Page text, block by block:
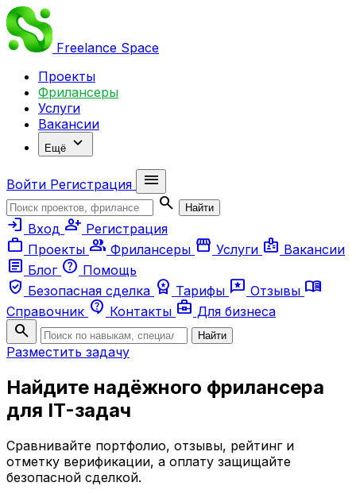
Freelance Space
Проекты
Фрилансеры
Услуги
Вакансии
Ещё expand_more
Войти Регистрация
menu
search
Найти
login Вход person_add Регистрация
work Проекты group Фрилансеры storefront Услуги badge Вакансии
article Блог help Помощь
verified_user Безопасная сделка workspace_premium Тарифы reviews Отзывы menu_book
Справочник contact_support Контакты business_center Для бизнеса
search Найти
Разместить задачу
Найдите надёжного фрилансера
для IT-задач
Сравнивайте портфолио, отзывы, рейтинг и
отметку верификации, а оплату защищайте
безопасной сделкой.